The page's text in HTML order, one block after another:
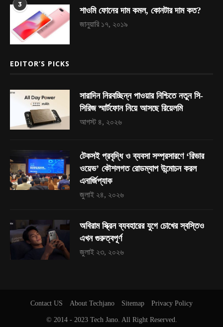
3
শাওমি ফোনের দাম কমল, কোনটার দাম কত?
জানুয়ারি ১৭, ২০১৯
EDITOR’S PICKS
সারাদিন নিরবচ্ছিন্ন পাওয়ার নিশ্চিতে নতুন সি-
সিরিজ স্মার্টফোন নিয়ে আসছে রিয়েলমি
আগস্ট ৪, ২০২৬
টেকসই প্রবৃদ্ধি ও ব্যবসা সম্প্রসারণে ‘রিভার
ওয়েভ’ কৌশলগত রোডম্যাপ উন্মোচন করল
এনার্জিপ্যাক
জুলাই ২৪, ২০২৬
অবিরাম স্ক্রিন ব্যবহারের যুগে চোখের স্বস্তিও
এখন গুরুত্বপূর্ণ
জুলাই ২৩, ২০২৬
Contact US About Techjano Sitemap Privacy Policy
© 2014 - 2023 Tech Jano. All Right Reserved.